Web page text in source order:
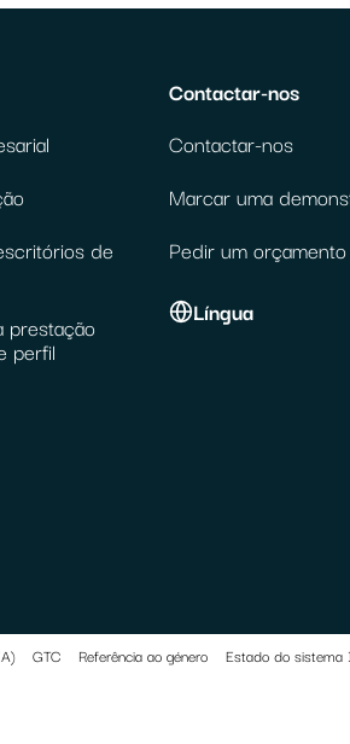
de
prestação
perfil
Contactar-nos
Contactar-nos
Marcar uma
Pedir um orçamento
Língua
GTC Referência ao género Estado do